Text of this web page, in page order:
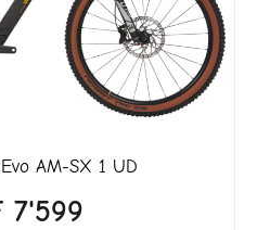
AM-SX 1 UD
7'599